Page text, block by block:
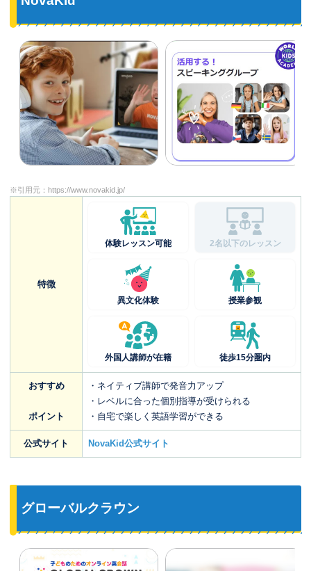
※引用元： https://www.novakid.jp/
特徴
体験レッスン可能 2名以下のレッスン
異文化体験 授業参観
外国人講師が在籍 徒歩15分圏内
おすすめ
ポイント
・ネイティブ講師で発音力アップ
・レベルに合った個別指導が受けられる
・自宅で楽しく英語学習ができる
公式サイト NovaKid公式サイト
グローバルクラウン